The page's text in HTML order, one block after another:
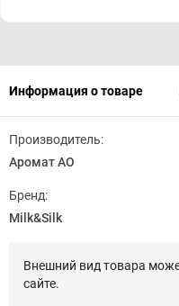
Информация о товаре
Производитель:
Аромат АО
Бренд:
Milk&Silk
Внешний вид товара
сайте.